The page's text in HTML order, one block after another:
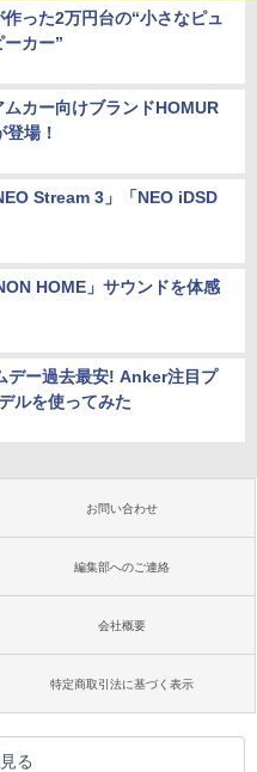
った2万円台の“小さなピュ
カー”
ムカー向けブランドHOMUR
場！
Stream 3」「NEO iDSD
HOME」サウンドを体感
デー過去最安! Anker注目プ
ルを使ってみた
お問い合わせ
編集部へのご連絡
会社概要
特定商取引法に基づく表示
る